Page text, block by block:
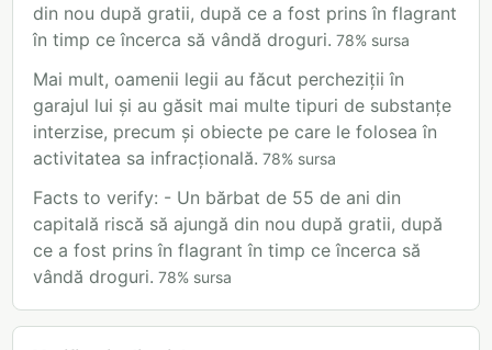
din nou după gratii, după ce a fost prins în flagrant
în timp ce încerca să vândă droguri. 78% sursa
Mai mult, oamenii legii au făcut percheziții în
garajul lui și au găsit mai multe tipuri de substanțe
interzise, precum și obiecte pe care le folosea în
activitatea sa infracțională. 78% sursa
Facts to verify: - Un bărbat de 55 de ani din
capitală riscă să ajungă din nou după gratii, după
ce a fost prins în flagrant în timp ce încerca să
vândă droguri. 78% sursa